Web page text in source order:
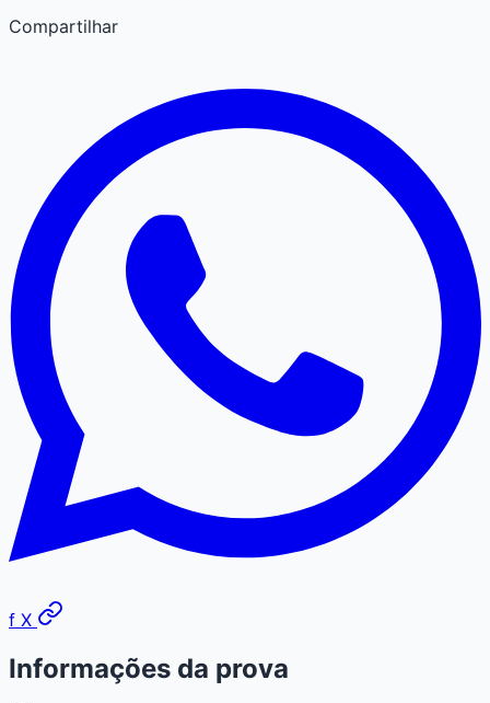
Compartilhar
f X
Informações da prova